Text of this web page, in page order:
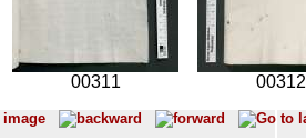
00311 00312